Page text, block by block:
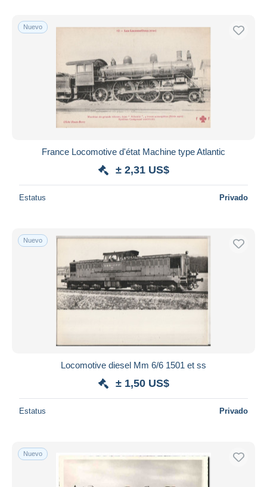
Nuevo
France Locomotive d'état Machine type Atlantic
± 2,31 US$
Estatus Privado
Nuevo
Locomotive diesel Mm 6/6 1501 et ss
± 1,50 US$
Estatus Privado
Nuevo